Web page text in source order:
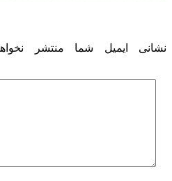
نشانی ایمیل شما منتشر